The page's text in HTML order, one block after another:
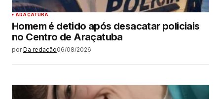
ARAÇATUBA
Homem é detido após desacatar policiais
no Centro de Araçatuba
por Da redação06/08/2026